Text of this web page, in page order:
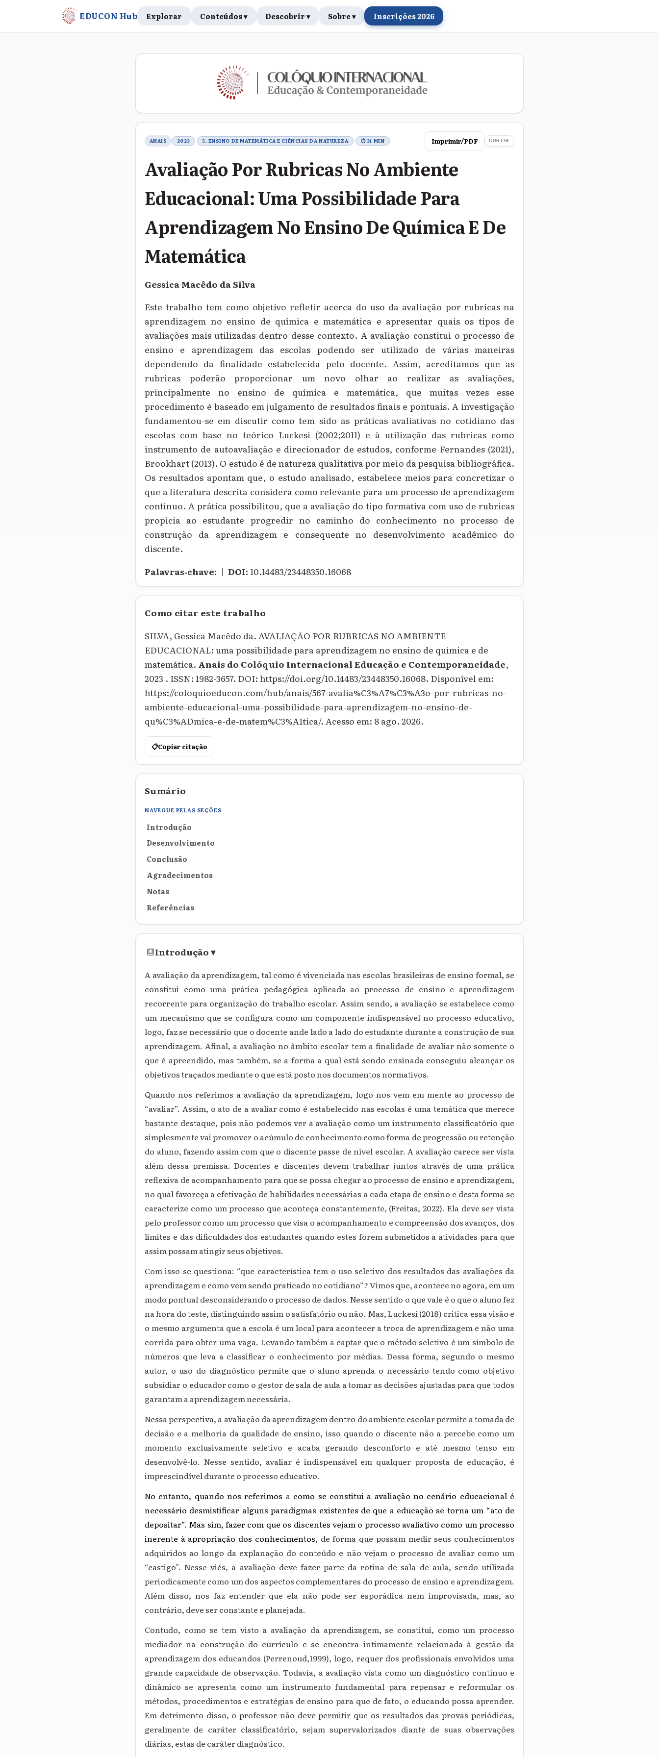
EDUCON Hub Explorar Conteúdos ▾ Descobrir ▾ Sobre ▾ Inscrições 2026
ANAIS 2023 5. ENSINO DE MATEMÁTICA E CIÊNCIAS DA NATUREZA ⏱ 31 MIN Imprimir/PDF CURTIR
Avaliação Por Rubricas No Ambiente
Educacional: Uma Possibilidade Para
Aprendizagem No Ensino De Química E De
Matemática
Gessica Macêdo da Silva
Este trabalho tem como objetivo refletir acerca do uso da avaliação por rubricas na
aprendizagem no ensino de química e matemática e apresentar quais os tipos de
avaliações mais utilizadas dentro desse contexto. A avaliação constitui o processo de
ensino e aprendizagem das escolas podendo ser utilizado de várias maneiras
dependendo da finalidade estabelecida pelo docente. Assim, acreditamos que as
rubricas poderão proporcionar um novo olhar ao realizar as avaliações,
principalmente no ensino de química e matemática, que muitas vezes esse
procedimento é baseado em julgamento de resultados finais e pontuais. A investigação
fundamentou-se em discutir como tem sido as práticas avaliativas no cotidiano das
escolas com base no teórico Luckesi (2002;2011) e à utilização das rubricas como
instrumento de autoavaliação e direcionador de estudos, conforme Fernandes (2021),
Brookhart (2013). O estudo é de natureza qualitativa por meio da pesquisa bibliográfica.
Os resultados apontam que, o estudo analisado, estabelece meios para concretizar o
que a literatura descrita considera como relevante para um processo de aprendizagem
contínuo. A prática possibilitou, que a avaliação do tipo formativa com uso de rubricas
propicia ao estudante progredir no caminho do conhecimento no processo de
construção da aprendizagem e consequente no desenvolvimento acadêmico do
discente.
Palavras‑chave: | DOI:10.14483/23448350.16068
Como citar este trabalho
SILVA, Gessica Macêdo da. AVALIAÇÃO POR RUBRICAS NO AMBIENTE
EDUCACIONAL: uma possibilidade para aprendizagem no ensino de química e de
matemática. Anais do Colóquio Internacional Educação e Contemporaneidade,
2023 . ISSN: 1982-3657. DOI: https://doi.org/10.14483/23448350.16068. Disponível em:
https://coloquioeducon.com/hub/anais/567-avalia%C3%A7%C3%A3o-por-rubricas-no-
ambiente-educacional-uma-possibilidade-para-aprendizagem-no-ensino-de-
qu%C3%ADmica-e-de-matem%C3%A1tica/. Acesso em: 8 ago. 2026.
📋Copiar citação
Sumário
NAVEGUE PELAS SEÇÕES
Introdução
Desenvolvimento
Conclusão
Agradecimentos
Notas
Referências
Introdução▾
A avaliação da aprendizagem, tal como é vivenciada nas escolas brasileiras de ensino formal, se
constitui como uma prática pedagógica aplicada ao processo de ensino e aprendizagem
recorrente para organização do trabalho escolar. Assim sendo, a avaliação se estabelece como
um mecanismo que se configura como um componente indispensável no processo educativo,
logo, faz se necessário que o docente ande lado a lado do estudante durante a construção de sua
aprendizagem.Afinal, a avaliação no âmbito escolar tem a finalidade de avaliar não somente o
que é apreendido, mas também, se a forma a qual está sendo ensinada conseguiu alcançar os
objetivos traçados mediante o que está posto nos documentos normativos.
Quando nos referimos a avaliação da aprendizagem, logo nos vem em mente ao processo de
“avaliar”. Assim, o ato de a avaliar como é estabelecido nas escolas é uma temática que merece
bastante destaque, pois não podemos ver a avaliação como um instrumento classificatório que
simplesmente vai promover o acúmulo de conhecimento como forma de progressão ou retenção
do aluno, fazendo assim com que o discente passe de nível escolar. A avaliação carece ser vista
além dessa premissa. Docentes e discentes devem trabalhar juntos através de uma prática
reflexiva de acompanhamento para que se possa chegar ao processo de ensino e aprendizagem,
no qual favoreça a efetivação de habilidades necessárias a cada etapa de ensino e desta forma se
caracterize como um processo que aconteça constantemente, (Freitas, 2022). Ela deve ser vista
pelo professor como um processo que visa o acompanhamento e compreensão dos avanços, dos
limites e das dificuldades dos estudantes quando estes forem submetidos a atividades para que
assim possam atingir seus objetivos.
Com isso se questiona: “que característica tem o uso seletivo dos resultados das avaliações da
aprendizagem e como vem sendo praticado no cotidiano”? Vimos que, acontece no agora, em um
modo pontual desconsiderando o processo de dados. Nesse sentido o que vale é o que o aluno fez
na hora do teste, distinguindo assim o satisfatório ou não. Mas, Luckesi (2018) critica essa visão e
o mesmo argumenta que a escola é um local para acontecer a troca de aprendizagem e não uma
corrida para obter uma vaga. Levando também a captar que o método seletivo é um símbolo de
números que leva a classificar o conhecimento por médias. Dessa forma, segundo o mesmo
autor, o uso do diagnóstico permite que o aluno aprenda o necessário tendo como objetivo
subsidiar o educador como o gestor de sala de aula a tomar as decisões ajustadas para que todos
garantam a aprendizagem necessária.
Nessa perspectiva, a avaliação da aprendizagem dentro do ambiente escolar permite a tomada de
decisão e a melhoria da qualidade de ensino, isso quando o discente não a percebe como um
momento exclusivamente seletivo e acaba gerando desconforto e até mesmo tenso em
desenvolvê-lo. Nesse sentido, avaliar é indispensável em qualquer proposta de educação, é
imprescindível durante o processo educativo.
No entanto, quando nos referimos acomo se constitui a avaliação no cenário educacional é
necessário desmistificar alguns paradigmas existentes de que a educação se torna um “ato de
depositar”. Mas sim, fazer com que os discentes vejam o processo avaliativo como um processo
inerente à apropriação dos conhecimentos, de forma que possam medir seus conhecimentos
adquiridos ao longo da explanação do conteúdo e não vejam o processo de avaliar como um
“castigo”. Nesse viés, a avaliação deve fazer parte da rotina de sala de aula, sendo utilizada
periodicamente como um dos aspectos complementares do processo de ensino e aprendizagem.
Além disso, nos faz entender que ela não pode ser esporádica nem improvisada, mas, ao
contrário, deve ser constante e planejada.
Contudo, como se tem visto a avaliação da aprendizagem, se constitui, como um processo
mediador na construção do currículo e se encontra intimamente relacionada à gestão da
aprendizagem dos educandos (Perrenoud,1999), logo, requer dos profissionais envolvidos uma
grande capacidade de observação. Todavia, a avaliação vista como um diagnóstico contínuo e
dinâmico se apresenta como um instrumento fundamental para repensar e reformular os
métodos, procedimentos e estratégias de ensino para que de fato, o educando possa aprender.
Em detrimento disso, o professor não deve permitir que os resultados das provas periódicas,
geralmente de caráter classificatório, sejam supervalorizados diante de suas observações
diárias, estas de caráter diagnóstico.